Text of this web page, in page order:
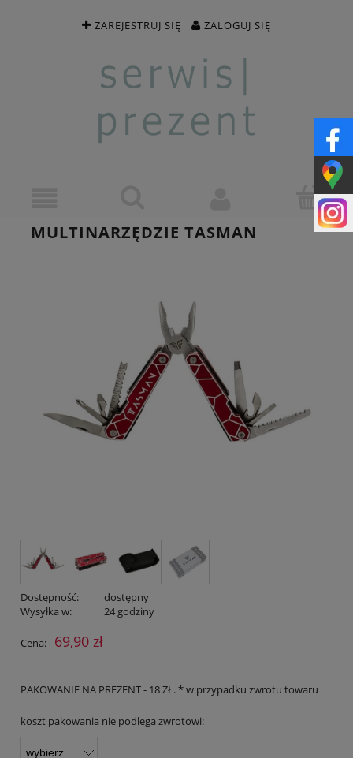
ZAREJESTRUJ SIĘ ZALOGUJ SIĘ
MULTINARZĘDZIE TASMAN
Dostępność:
dostępny
Wysyłka w:
24 godziny
Cena: 69,90 zł
PAKOWANIE NA PREZENT - 18 ZŁ. * w przypadku zwrotu towaru
koszt pakowania nie podlega zwrotowi: